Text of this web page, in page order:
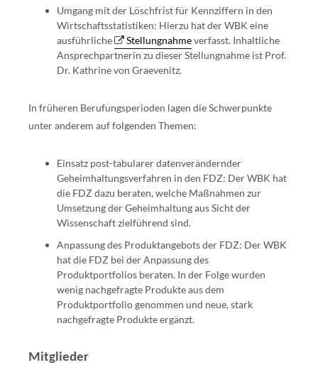
Umgang mit der Löschfrist für Kennziffern in den
Wirtschaftsstatistiken: Hierzu hat der WBK eine
ausführliche
Stellungnahmeverfasst. Inhaltliche
Ansprechpartnerin zu dieser Stellungnahme ist Prof.
Dr. Kathrine von Graevenitz.
In früheren Berufungsperioden lagen die Schwerpunkte
unter anderem auf folgenden Themen:
Einsatz post-tabularer datenverändernder
Geheimhaltungsverfahren in den FDZ: Der WBK hat
die FDZ dazu beraten, welche Maßnahmen zur
Umsetzung der Geheimhaltung aus Sicht der
Wissenschaft zielführend sind.
Anpassung des Produktangebots der FDZ: Der WBK
hat die FDZ bei der Anpassung des
Produktportfolios beraten. In der Folge wurden
wenig nachgefragte Produkte aus dem
Produktportfolio genommen und neue, stark
nachgefragte Produkte ergänzt.
Mitglieder